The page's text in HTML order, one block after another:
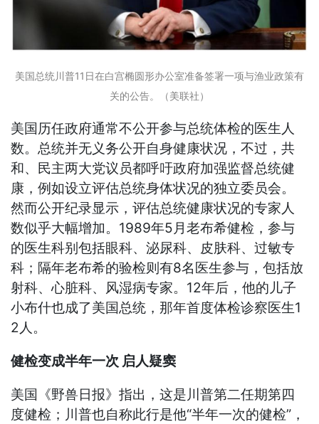
美国总统川普11日在白宫椭圆形办公室准备签署一项与渔业政策有
关的公告。（美联社）
美国历任政府通常不公开参与总统体检的医生人
数。总统并无义务公开自身健康状况，不过，共
和、民主两大党议员都呼吁政府加强监督总统健
康，例如设立评估总统身体状况的独立委员会。
然而公开纪录显示，评估总统健康状况的专家人
数似乎大幅增加。1989年5月老布希健检，参与
的医生科别包括眼科、泌尿科、皮肤科、过敏专
科；隔年老布希的验检则有8名医生参与，包括放
射科、心脏科、风湿病专家。12年后，他的儿子
小布什也成了美国总统，那年首度体检诊察医生1
2人。
健检变成半年一次 启人疑窦
美国《野兽日报》指出，这是川普第二任期第四
度健检；川普也自称此行是他“半年一次的健检”，